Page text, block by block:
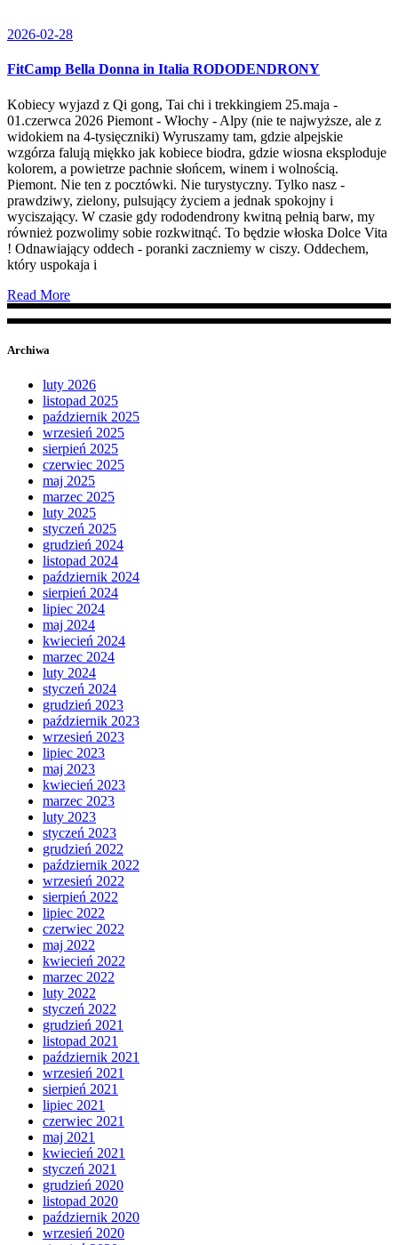
2026-02-28
FitCamp Bella Donna in Italia RODODENDRONY
Kobiecy wyjazd z Qi gong, Tai chi i trekkingiem 25.maja -
01.czerwca 2026 Piemont - Włochy - Alpy (nie te najwyższe, ale z
widokiem na 4-tysięczniki) Wyruszamy tam, gdzie alpejskie
wzgórza falują miękko jak kobiece biodra, gdzie wiosna eksploduje
kolorem, a powietrze pachnie słońcem, winem i wolnością.
Piemont. Nie ten z pocztówki. Nie turystyczny. Tylko nasz -
prawdziwy, zielony, pulsujący życiem a jednak spokojny i
wyciszający. W czasie gdy rododendrony kwitną pełnią barw, my
również pozwolimy sobie rozkwitnąć. To będzie włoska Dolce Vita
! Odnawiający oddech - poranki zaczniemy w ciszy. Oddechem,
który uspokaja i
Read More
Archiwa
luty 2026
listopad 2025
październik 2025
wrzesień 2025
sierpień 2025
czerwiec 2025
maj 2025
marzec 2025
luty 2025
styczeń 2025
grudzień 2024
listopad 2024
październik 2024
sierpień 2024
lipiec 2024
maj 2024
kwiecień 2024
marzec 2024
luty 2024
styczeń 2024
grudzień 2023
październik 2023
wrzesień 2023
lipiec 2023
maj 2023
kwiecień 2023
marzec 2023
luty 2023
styczeń 2023
grudzień 2022
październik 2022
wrzesień 2022
sierpień 2022
lipiec 2022
czerwiec 2022
maj 2022
kwiecień 2022
marzec 2022
luty 2022
styczeń 2022
grudzień 2021
listopad 2021
październik 2021
wrzesień 2021
sierpień 2021
lipiec 2021
czerwiec 2021
maj 2021
kwiecień 2021
styczeń 2021
grudzień 2020
listopad 2020
październik 2020
wrzesień 2020